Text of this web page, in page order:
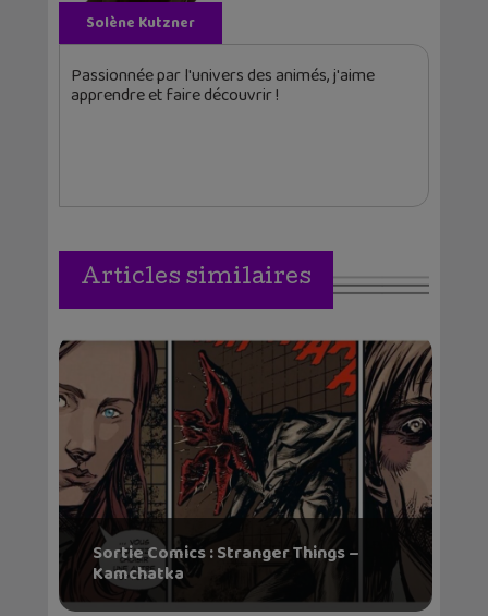
Solène Kutzner
Passionnée par l'univers des animés, j'aime
apprendre et faire découvrir !
Articles similaires
Sortie Comics : Stranger Things –
Kamchatka